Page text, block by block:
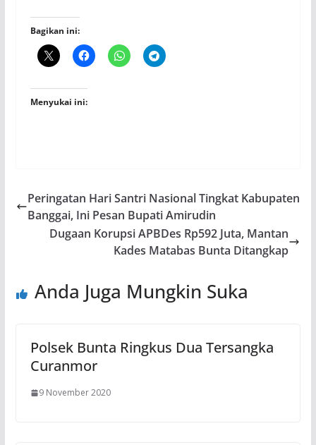
Bagikan ini:
Menyukai ini:
Peringatan Hari Santri Nasional Tingkat Kabupaten
Banggai, Ini Pesan Bupati Amirudin
Dugaan Korupsi APBDes Rp592 Juta, Mantan
Kades Matabas Bunta Ditangkap
Anda Juga Mungkin Suka
Polsek Bunta Ringkus Dua Tersangka
Curanmor
9 November 2020